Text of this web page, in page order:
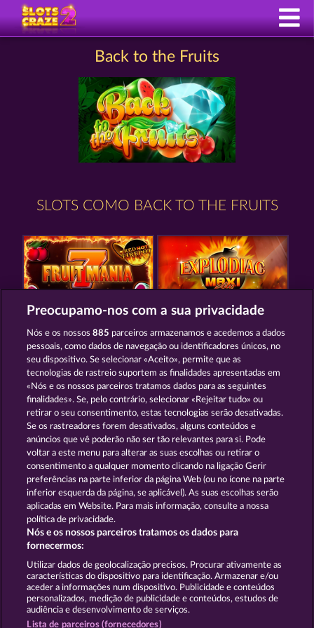
Back to the Fruits
SLOTS COMO BACK TO THE FRUITS
FRUIT MANIA RHFP EXPLODIAC MAXI PLAY
MAAAX DIAMONDS ROYAL SEVEN
Termos e Condições
Declaração de Privacidade Marca
Empresa Perguntas frequentes Facebook
Enviar pedido de rescisão
Preocupamo-nos com a sua privacidade
Nós e os nossos885 parceiros armazenamos e acedemos a dados
pessoais, como dados de navegação ou identificadores únicos, no
seu dispositivo. Se selecionar «Aceito», permite que as
tecnologias de rastreio suportem as finalidades apresentadas em
«Nós e os nossos parceiros tratamos dados para as seguintes
finalidades». Se, pelo contrário, selecionar «Rejeitar tudo» ou
retirar o seu consentimento, estas tecnologias serão desativadas.
Se os rastreadores forem desativados, alguns conteúdos e
anúncios que vê poderão não ser tão relevantes para si. Pode
voltar a este menu para alterar as suas escolhas ou retirar o
consentimento a qualquer momento clicando na ligação Gerir
preferências na parte inferior da página Web (ou no ícone na parte
inferior esquerda da página, se aplicável). As suas escolhas serão
aplicadas em Website. Para mais informação, consulte a nossa
política de privacidade.
Nós e os nossos parceiros tratamos os dados para
fornecermos:
Utilizar dados de geolocalização precisos. Procurar ativamente as
características do dispositivo para identificação. Armazenar e/ou
aceder a informações num dispositivo. Publicidade e conteúdos
personalizados, medição de publicidade e conteúdos, estudos de
audiência e desenvolvimento de serviços.
Lista de parceiros (fornecedores)